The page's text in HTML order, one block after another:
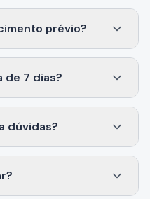
prévio?
de 7 dias?
dúvidas?